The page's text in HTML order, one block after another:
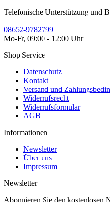
Telefonische Unterstützung und
08652-9782799
Mo-Fr, 09:00 - 12:00 Uhr
Shop Service
Datenschutz
Kontakt
Versand und
Widerrufsrecht
Widerrufsformular
AGB
Informationen
Newsletter
Über uns
Impressum
Newsletter
Abonnieren Sie den kostenlosen